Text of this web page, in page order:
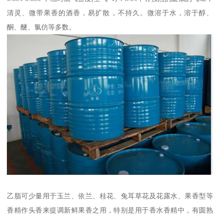
清灵、微带果香的酒香，易扩散，不持久。微溶于水，溶于醇、
酮、醚、氯仿等多数。
乙脂可少量用于玉兰、依兰、桂花、兔耳草花及花露水、果香型等
香精作头香来提调新鲜果香之用，特别是用于香水香精中，有圆熟